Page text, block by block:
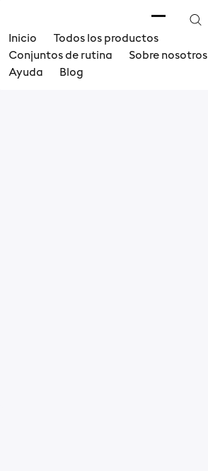
Inicio
Todos los productos
Conjuntos de rutina
Sobre nosotros
Ayuda
Blog